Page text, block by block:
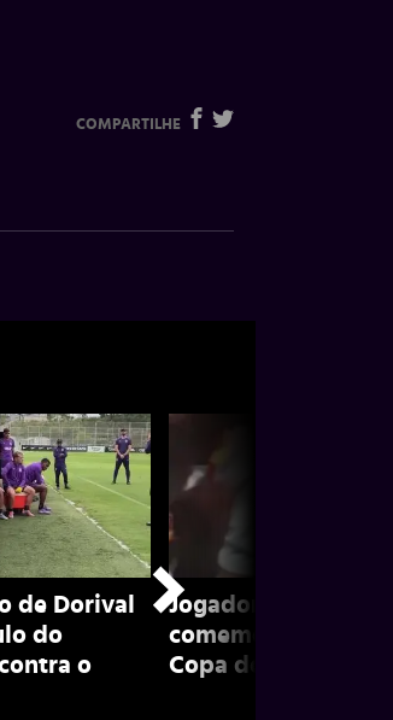
COMPARTILHE
de Dorival
do
o
Jogadores do
comemoram título
Copa do Brasil;